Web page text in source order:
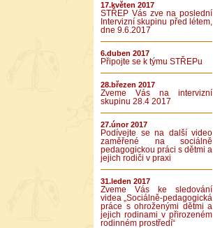
17.květen 2017
STŘEP Vás zve na poslední
Intervizní skupinu před létem,
dne 9.6.2017
6.duben 2017
Připojte se k týmu STŘEPu
28.březen 2017
Zveme Vás na intervizní
skupinu 28.4 2017
27.únor 2017
Podívejte se na další video
zaměřené na sociálně
pedagogickou práci s dětmi a
jejich rodiči v praxi
31.leden 2017
Zveme Vás ke sledování
videa „Sociálně-pedagogická
práce s ohroženými dětmi a
jejich rodinami v přirozeném
rodinném prostředí“